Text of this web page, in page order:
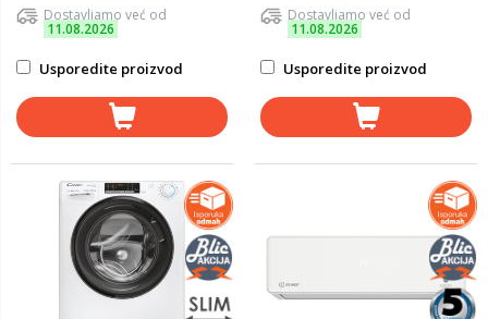
Dostavljamo već od
11.08.2026
Usporedite proizvod
Dostavljamo već od
11.08.2026
Usporedite proizvod